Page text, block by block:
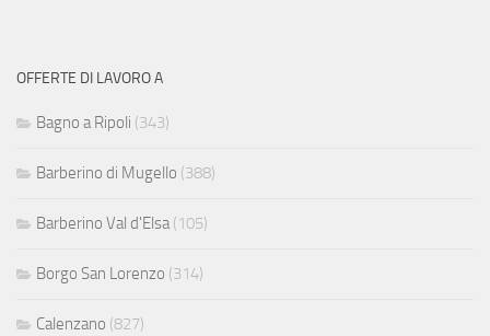
OFFERTE DI LAVORO A
Bagno a Ripoli (343)
Barberino di Mugello (388)
Barberino Val d'Elsa(105)
Borgo San Lorenzo (314)
Calenzano (827)